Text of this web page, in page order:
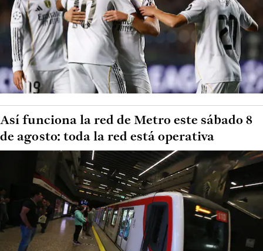
Así funciona la red de Metro este sábado 8
de agosto: toda la red está operativa